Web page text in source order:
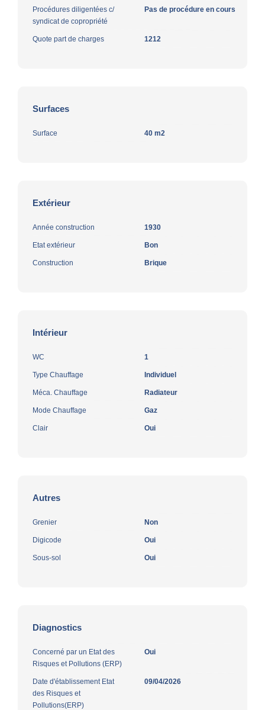
Procédures diligentées c/
syndicat de copropriété
Pas de procédure en cours
Quote part de charges 1212
Surfaces
Surface 40 m2
Extérieur
Année construction 1930
Etat extérieur Bon
Construction Brique
Intérieur
WC 1
Type Chauffage Individuel
Méca. Chauffage Radiateur
Mode Chauffage Gaz
Clair Oui
Autres
Grenier Non
Digicode Oui
Sous-sol Oui
Diagnostics
Concerné par un Etat des
Risques et Pollutions (ERP)
Oui
Date d'établissement Etat
des Risques et
Pollutions(ERP)
09/04/2026